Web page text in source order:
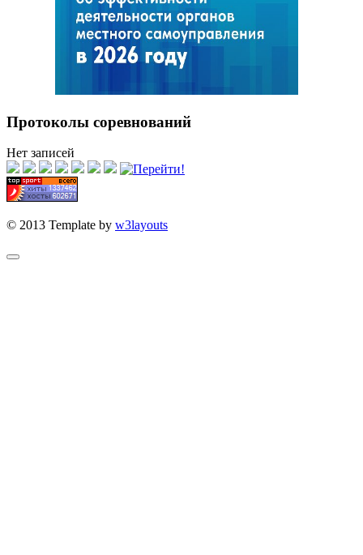
Протоколы соревнований
Нет записей
© 2013 Template by w3layouts